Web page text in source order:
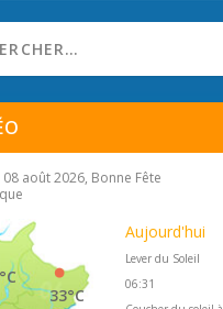
08 août 2026, Bonne Fête
33°C
Aujourd'hui
Lever du Soleil
06:31